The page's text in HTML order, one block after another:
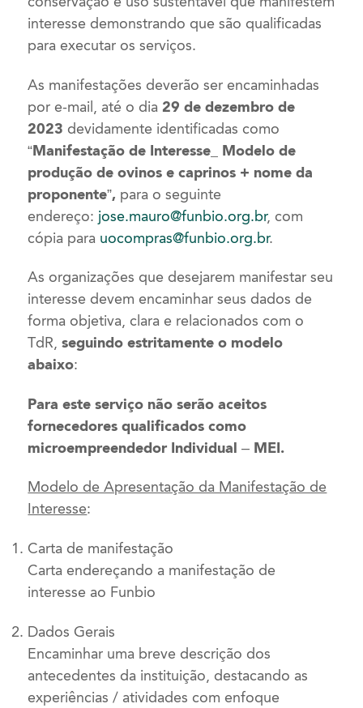
interesse demonstrando que são qualificadas
para executar os serviços.
As manifestações deverão ser encaminhadas
por e-mail, até o dia 29 de dezembro de
2023 devidamente identificadas como
“Manifestação de Interesse_ Modelo de
produção de ovinos e caprinos + nome da
proponente”, para o seguinte
endereço: jose.mauro@funbio.org.br, com
cópia para uocompras@funbio.org.br.
As organizações que desejarem manifestar seu
interesse devem encaminhar seus dados de
forma objetiva, clara e relacionados com o
TdR,seguindo estritamente o modelo
abaixo:
Para este serviço não serão aceitos
fornecedores qualificados como
microempreendedor Individual – MEI.
Modelo de Apresentação da Manifestação de
Interesse:
Carta de manifestação
Carta endereçando a manifestação de
interesse ao Funbio
Dados Gerais
Encaminhar uma breve descrição dos
antecedentes da instituição, destacando as
experiências / atividades com enfoque